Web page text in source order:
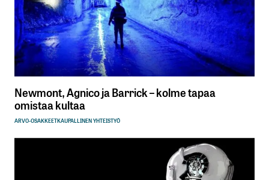
Newmont, Agnico ja Barrick – kolme tapaa
omistaa kultaa
ARVO-OSAKKEETKAUPALLINEN YHTEISTYÖ